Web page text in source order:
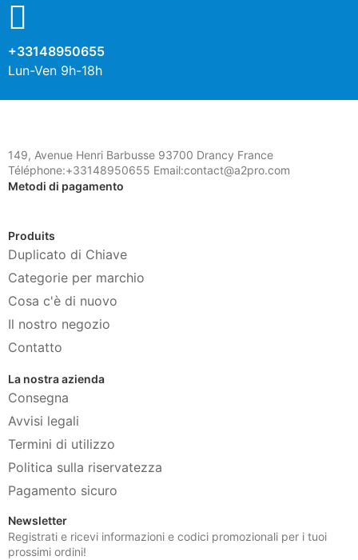
+33148950655
Lun-Ven 9h-18h
149, Avenue Henri Barbusse 93700 Drancy France
Téléphone:+33148950655 Email:contact@a2pro.com
Metodi di pagamento
Produits
Duplicato di Chiave
Categorie per marchio
Cosa c'è di nuovo
Il nostro negozio
Contatto
La nostra azienda
Consegna
Avvisi legali
Termini di utilizzo
Politica sulla riservatezza
Pagamento sicuro
Newsletter
Registrati e ricevi informazioni e codici promozionali per i tuoi
prossimi ordini!